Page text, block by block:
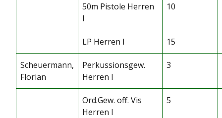
50m Pistole Herren
I
10
LP Herren I 15
Scheuermann,
Florian
Perkussionsgew.
Herren I
3
Ord.Gew. off. Vis
Herren I
5